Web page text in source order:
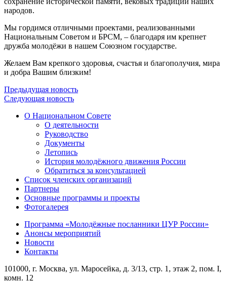
народов.
Мы гордимся отличными проектами, реализованными
Национальным Советом и БРСМ, – благодаря им крепнет
дружба молодёжи в нашем Союзном государстве.
Желаем Вам крепкого здоровья, счастья и благополучия, мира
и добра Вашим близким!
Предыдущая новость
Следующая новость
О Национальном Совете
О деятельности
Руководство
Документы
Летопись
История молодёжного движения России
Обратиться за консультацией
Список членских организаций
Партнеры
Основные программы и проекты
Фотогалерея
Программа «Молодёжные посланники ЦУР России»
Анонсы мероприятий
Новости
Контакты
101000, г. Москва, ул. Маросейка, д. 3/13, стр. 1, этаж 2, пом. I,
комн. 12